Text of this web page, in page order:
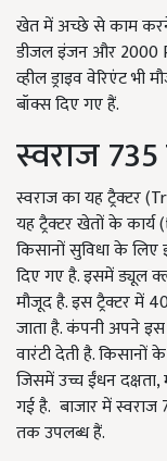
खेत में अच्छे से काम
डीजल इंजन और 2000
व्हील ड्राइव वेरिएंट भी
बॉक्स दिए गए हैं.
स्वराज
स्वराज का यह ट्रैक्टर
यह ट्रैक्टर खेतों के
किसानों सुविधा के लिए
दिए गए है. इसमें ड्यूल
मौजूद है. इस ट्रैक्टर में
जाता है. कंपनी अपने
वारंटी देती है. किसानों
जिसमें उच्च ईंधन दक्षता,
गई है. बाजार में
तक उपलब्ध हैं.